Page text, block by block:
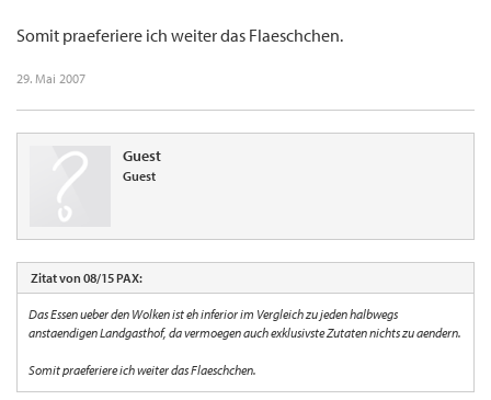
Somit praeferiere ich weiter das Flaeschchen.
29. Mai 2007
Guest
Guest
Zitat von 08/15 PAX:
Das Essen ueber den Wolken ist eh inferior im Vergleich zu jeden halbwegs
anstaendigen Landgasthof, da vermoegen auch exklusivste Zutaten nichts zu aendern.
Somit praeferiere ich weiter das Flaeschchen.